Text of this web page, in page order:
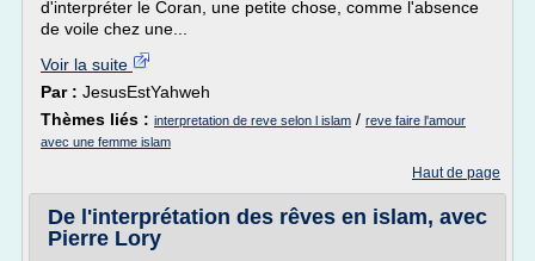
d'interpréter le Coran, une petite chose, comme l'absence
de voile chez une...
Voir la suite
Par : JesusEstYahweh
Thèmes liés : interpretation de reve selon l islam / reve faire l'amour
avec une femme islam
Haut de page
De l'interprétation des rêves en islam, avec
Pierre Lory